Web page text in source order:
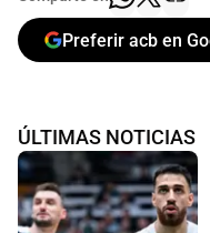
Preferir acb en
ÚLTIMAS NOTICIAS